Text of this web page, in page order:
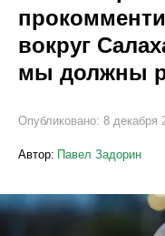
вокруг
мы должны
Опубликовано: 8 декабря
Автор: Павел Задорин